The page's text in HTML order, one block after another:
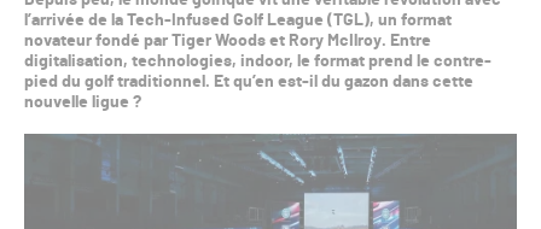
l’arrivée de la Tech-Infused Golf League (TGL), un format
novateur fondé par Tiger Woods et Rory McIlroy. Entre
digitalisation, technologies, indoor, le format prend le contre-
pied du golf traditionnel. Et qu’en est-il du gazon dans cette
nouvelle ligue ?